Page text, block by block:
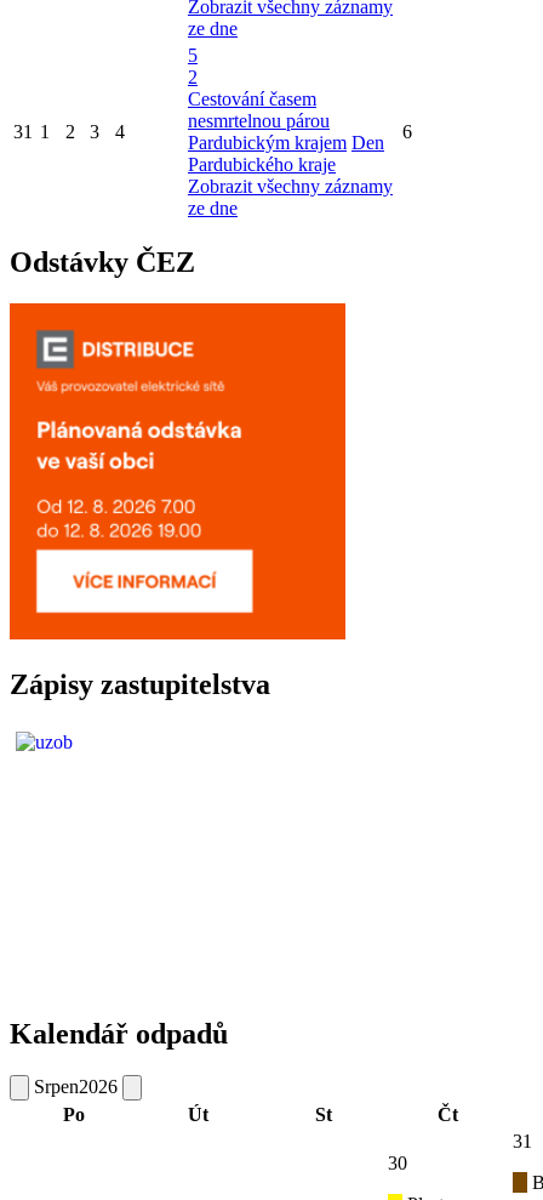
Zobrazit všechny záznamy
ze dne
31 1 2 3 4
5
2
Cestování časem
nesmrtelnou párou
Pardubickým krajem Den
Pardubického kraje
Zobrazit všechny záznamy
ze dne
6
Odstávky ČEZ
Zápisy zastupitelstva
Kalendář odpadů
Srpen2026
Po
Út St Čt
30
31